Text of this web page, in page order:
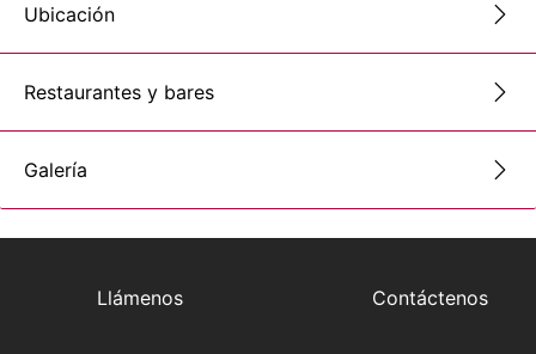
Ubicación
Restaurantes y bares
Galería
Llámenos Contáctenos